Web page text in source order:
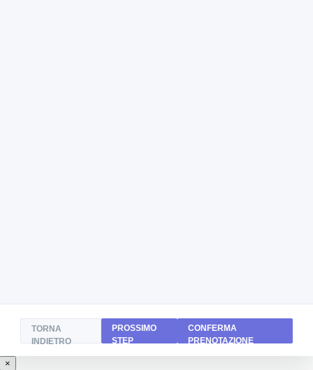
TORNA
INDIETRO
PROSSIMO
STEP
CONFERMA
PRENOTAZIONE
×